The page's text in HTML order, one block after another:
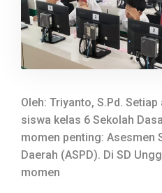
Oleh: Triyanto, S.Pd.
siswa kelas 6 Sekolah
momen penting: Asesmen
Daerah (ASPD). Di SD
momen